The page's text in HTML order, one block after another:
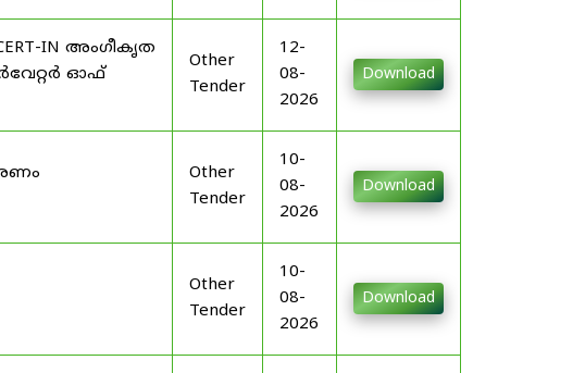
IN അംഗീകൃത
ഓഫ്
Other
Tender
12-
08-
2026
Download
Other
Tender
10-
08-
2026
Download
Other
Tender
10-
08-
2026
Download